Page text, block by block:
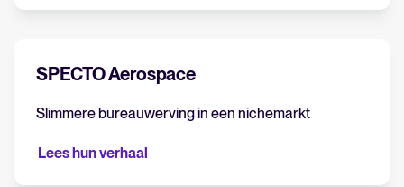
SPECTO Aerospace
Slimmere bureauwerving in een nichemarkt
Lees hun verhaal